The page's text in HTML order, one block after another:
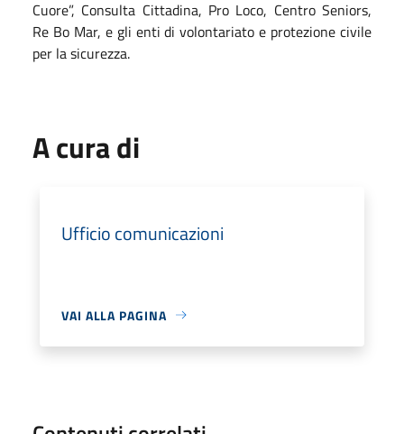
Cuore”, Consulta Cittadina, Pro Loco, Centro Seniors,
Re Bo Mar, e gli enti di volontariato e protezione civile
per la sicurezza.
A cura di
Ufficio comunicazioni
VAI ALLA PAGINA